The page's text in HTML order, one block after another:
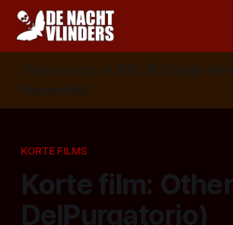
Volg ons op: 📣 RSS 📰 Google
Nieuwsbrief
KORTE FILMS
Korte film:
DelPurgatorio)